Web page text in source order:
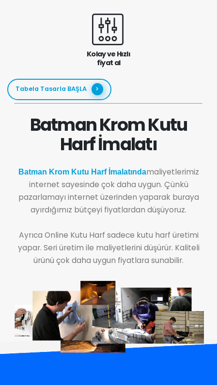
Kolay ve Hızlı
fiyat al
Tabela Tasarla BAŞLA
Batman Krom Kutu
Harf İmalatı
Batman Krom Kutu Harf İmalatındamaliyetlerimiz
internet sayesinde çok daha uygun. Çünkü
pazarlamayı internet üzerinden yaparak buraya
ayırdığımız bütçeyi fiyatlardan düşüyoruz.
Ayrıca Online Kutu Harf sadece kutu harf üretimi
yapar. Seri üretim ile maliyetlerini düşürür. Kaliteli
ürünü çok daha uygun fiyatlara sunabilir.